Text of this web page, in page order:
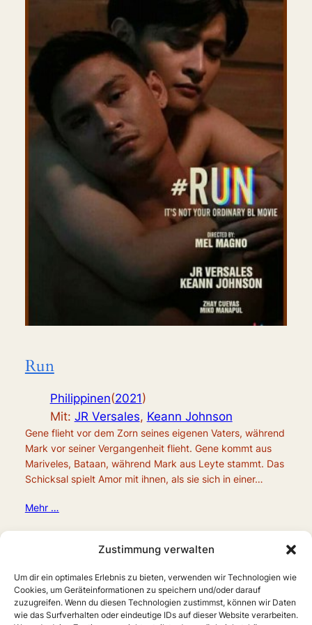
Zustimmung verwalten
Um dir ein optimales Erlebnis zu bieten, verwenden wir Technologien wie
Cookies, um Geräteinformationen zu speichern und/oder darauf
zuzugreifen. Wenn du diesen Technologien zustimmst, können wir Daten
wie das Surfverhalten oder eindeutige IDs auf dieser Website verarbeiten.
Run
Philippinen(2021)
Mit: JR Versales, Keann Johnson
Gene flieht vor dem Zorn seines eigenen Vaters, während
Mark vor seiner Vergangenheit flieht. Gene kommt aus
Mariveles, Bataan, während Mark aus Leyte stammt. Das
Schicksal spielt Amor mit ihnen, als sie sich in einer…
Mehr …